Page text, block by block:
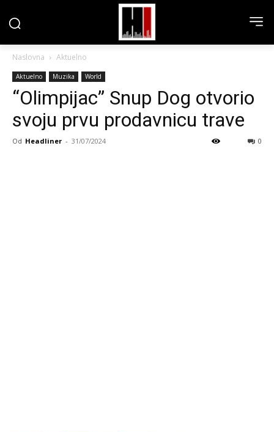
Naslovna Aktuelno
Aktuelno Muzika World
“Olimpijac” Snup Dog otvorio
svoju prvu prodavnicu trave
Od Headliner - 31/07/2024 0